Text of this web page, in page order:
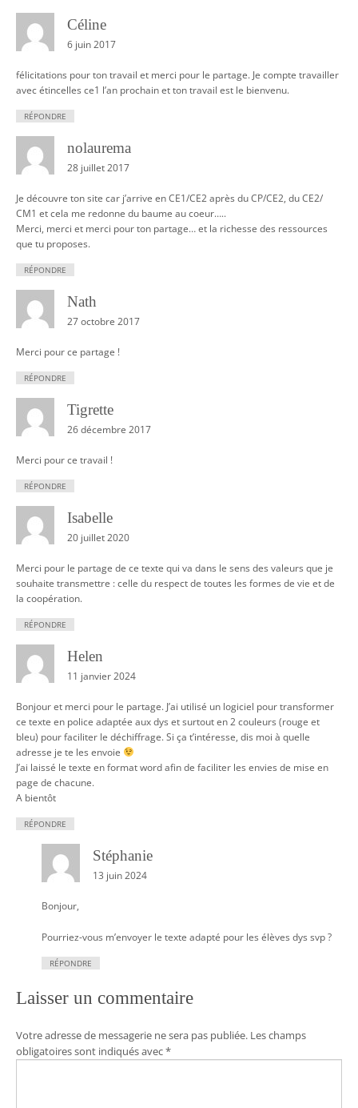
t
i
o
n
Céline
6 juin 2017
félicitations pour ton travail et merci pour le partage. Je compte travailler
avec étincelles ce1 l’an prochain et ton travail est le bienvenu.
RÉPONDRE
nolaurema
28 juillet 2017
Je découvre ton site car j’arrive en CE1/CE2 après du CP/CE2, du CE2/
CM1 et cela me redonne du baume au coeur…..
Merci, merci et merci pour ton partage… et la richesse des ressources
que tu proposes.
RÉPONDRE
Nath
27 octobre 2017
Merci pour ce partage !
RÉPONDRE
Tigrette
26 décembre 2017
Merci pour ce travail !
RÉPONDRE
Isabelle
20 juillet 2020
Merci pour le partage de ce texte qui va dans le sens des valeurs que je
souhaite transmettre : celle du respect de toutes les formes de vie et de
la coopération.
RÉPONDRE
Helen
11 janvier 2024
Bonjour et merci pour le partage. J’ai utilisé un logiciel pour transformer
ce texte en police adaptée aux dys et surtout en 2 couleurs (rouge et
bleu) pour faciliter le déchiffrage. Si ça t’intéresse, dis moi à quelle
adresse je te les envoie
J’ai laissé le texte en format word afin de faciliter les envies de mise en
page de chacune.
A bientôt
RÉPONDRE
Stéphanie
13 juin 2024
Bonjour,
Pourriez-vous m’envoyer le texte adapté pour les élèves dys svp ?
RÉPONDRE
Laisser un commentaire
Votre adresse de messagerie ne sera pas publiée. Les champs
obligatoires sont indiqués avec*